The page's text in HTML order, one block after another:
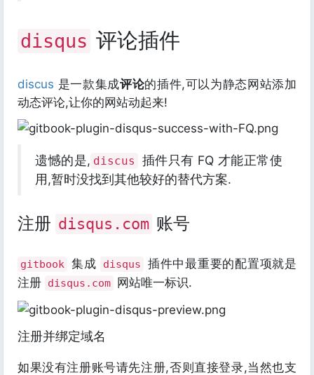
disqus 评论插件
discus 是一款集成评论的插件,可以为静态网站添加
动态评论,让你的网站动起来!
遗憾的是, discus
插件只有 FQ 才能正常使
用,暂时没找到其他较好的替代方案.
注册 disqus.com 账号
gitbook 集成 disqus
插件中最重要的配置项就是
注册 disqus.com 网站唯一标识.
注册并绑定域名
如果没有注册账号请先注册,否则直接登录,当然也支